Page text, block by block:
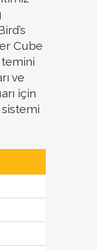
Cube
ve
için